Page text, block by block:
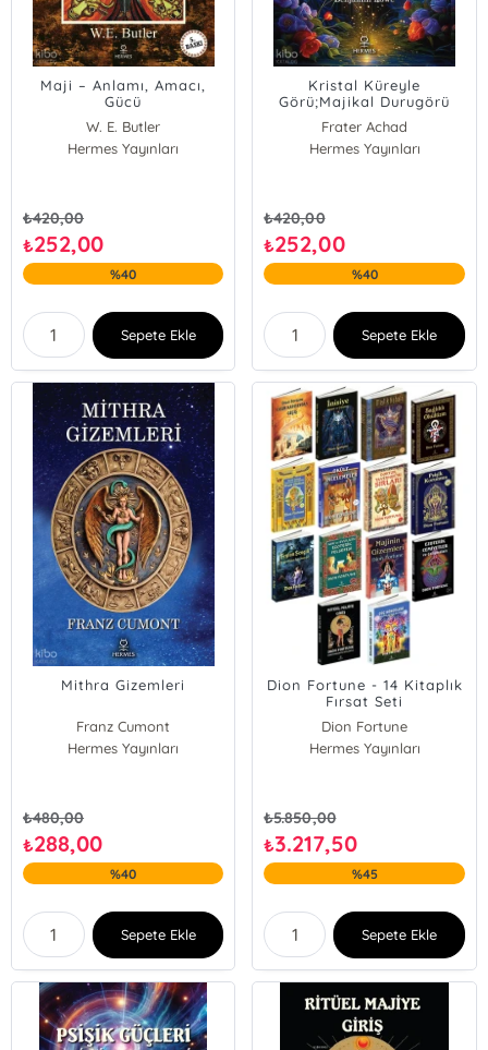
Maji – Anlamı, Amacı,
Gücü
W. E. Butler
Hermes Yayınları
₺420,00
₺252,00
%40
Sepete Ekle
Kristal Küreyle
Görü;Majikal Durugörü
Benjamin Rowe
Frater Achad
Hermes Yayınları
₺420,00
₺252,00
%40
Sepete Ekle
Mithra Gizemleri
Franz Cumont
Hermes Yayınları
₺480,00
₺288,00
%40
Sepete Ekle
Dion Fortune - 14 Kitaplık
Fırsat Seti
Dion Fortune
Hermes Yayınları
₺5.850,00
₺3.217,50
%45
Sepete Ekle